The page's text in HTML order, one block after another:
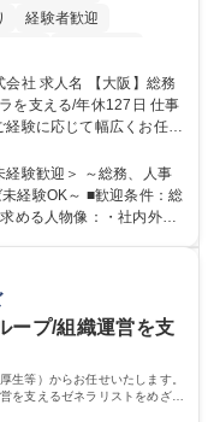
経験者歓迎
社宅あり 食事補助あり
】総務
支える/年休127日 仕事
験に応じて幅広くお任せ
には事務所勤務ですが、
日帰り・宿泊を伴う国内
いに助け合いながら、総
経験歓迎＞ ～総務、人事
経験OK～ ■歓迎条件：総
ープ/組織運営を支
生等）からお任せいたします。
を支えるゼネラリストをめざせ